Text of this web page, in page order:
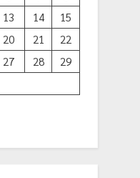
13 14
15
20 21
22
27 28
29